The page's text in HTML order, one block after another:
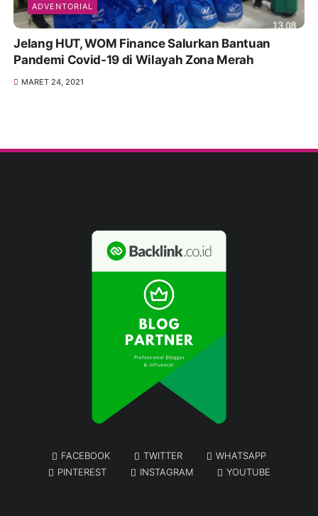
ADVENTORIAL
Jelang HUT, WOM Finance Salurkan Bantuan
Pandemi Covid-19 di Wilayah Zona Merah
MARET 24, 2021
FACEBOOK TWITTER
WHATSAPP
PINTEREST
INSTAGRAM YOUTUBE